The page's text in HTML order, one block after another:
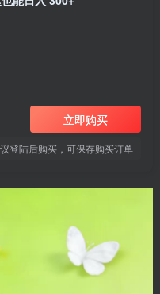
立即购买
登陆后购买，可保存购买订单